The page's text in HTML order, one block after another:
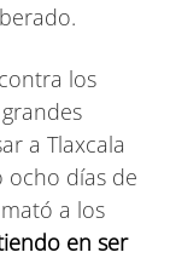
los
a Tlaxcala
ocho días de
a los
en ser